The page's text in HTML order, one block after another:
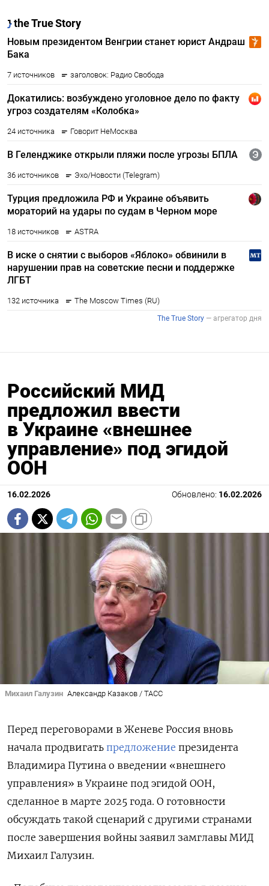
Российский МИД
предложил ввести
в Украине «внешнее
управление» под эгидой
ООН
16.02.2026 Обновлено: 16.02.2026
Михаил Галузин Александр Казаков / ТАСС
Перед переговорами в Женеве Россия вновь
начала продвигать предложение президента
Владимира Путина о введении «внешнего
управления» в Украине под эгидой ООН,
сделанное в марте 2025 года. О готовности
обсуждать такой сценарий с другими странами
после завершения войны заявил замглавы МИД
Михаил Галузин.